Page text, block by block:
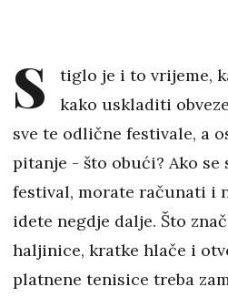
S
tiglo je i to vrijeme,
kako uskladiti
sve te odlične festivale, a
pitanje - što obući? Ako se
festival, morate računati i
idete negdje dalje. Što
haljinice, kratke hlače i
platnene tenisice treba